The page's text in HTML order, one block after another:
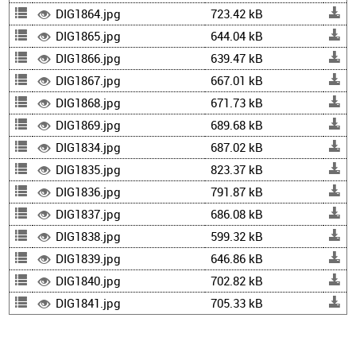
DIG1864.jpg
723.42 kB
DIG1865.jpg
644.04 kB
DIG1866.jpg
639.47 kB
DIG1867.jpg
667.01 kB
DIG1868.jpg
671.73 kB
DIG1869.jpg
689.68 kB
DIG1834.jpg
687.02 kB
DIG1835.jpg
823.37 kB
DIG1836.jpg
791.87 kB
DIG1837.jpg
686.08 kB
DIG1838.jpg
599.32 kB
DIG1839.jpg
646.86 kB
DIG1840.jpg
702.82 kB
DIG1841.jpg
705.33 kB